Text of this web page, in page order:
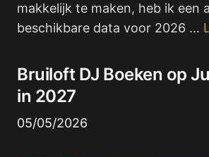
makkelijk te maken, heb ik een
beschikbare data voor 2026 …
Bruiloft DJ Boeken op
in 2027
05/05/2026